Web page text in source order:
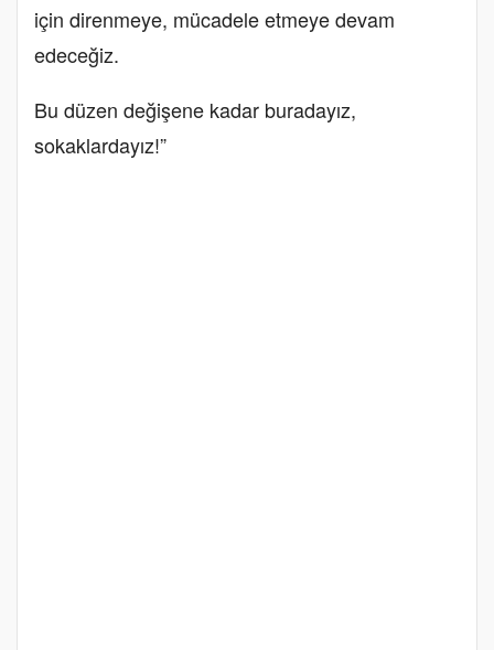
için direnmeye, mücadele etmeye devam
edeceğiz.
Bu düzen değişene kadar buradayız,
sokaklardayız!”